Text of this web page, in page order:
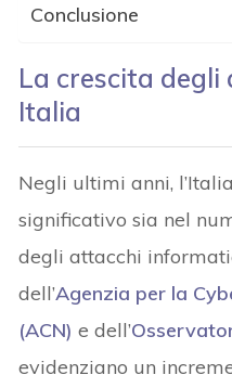
Conclusione
La crescita
Italia
Negli ultimi anni,
significativo sia nel
degli attacchi
dell’Agenzia per la
(ACN) e dell’
evidenziano un